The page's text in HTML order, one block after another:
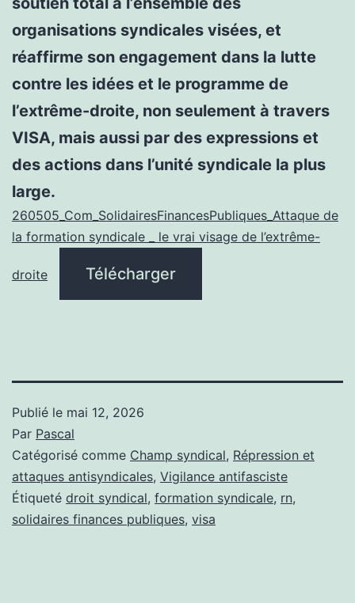
organisations syndicales visées, et
réaffirme son engagement dans la lutte
contre les idées et le programme de
l’extrême-droite, non seulement à travers
VISA, mais aussi par des expressions et
des actions dans l’unité syndicale la plus
large.
260505_Com_SolidairesFinancesPubliques_Attaque de
la formation syndicale _ le vrai visage de l’extrême-
droite Télécharger
Publié le mai 12, 2026
Par Pascal
Catégorisé comme Champ syndical, Répression et
attaques antisyndicales, Vigilance antifasciste
Étiqueté droit syndical, formation syndicale, rn,
solidaires finances publiques, visa